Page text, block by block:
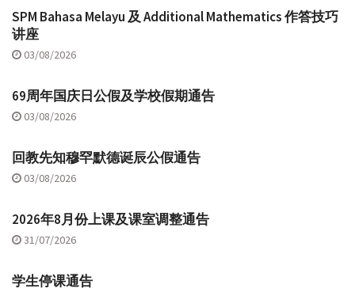
SPM Bahasa Melayu 及 Additional Mathematics 作答技巧
讲座
03/08/2026
69周年国庆日公假及学校假期通告
03/08/2026
回教先知穆罕默德诞辰公假通告
03/08/2026
2026年8月份上课及课室调整通告
31/07/2026
学生停课通告